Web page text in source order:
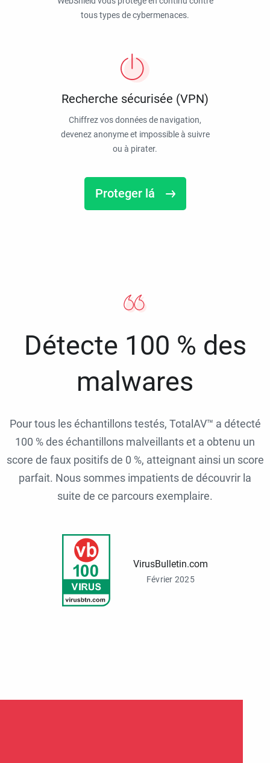
tous types de cybermenaces.
Recherche sécurisée (VPN)
Chiffrez vos données de navigation,
devenez anonyme et impossible à suivre
ou à pirater.
Proteger lá
Détecte 100 % des
malwares
Pour tous les échantillons testés, TotalAV™ a détecté
100 % des échantillons malveillants et a obtenu un
score de faux positifs de 0 %, atteignant ainsi un score
parfait. Nous sommes impatients de découvrir la
suite de ce parcours exemplaire.
VirusBulletin.com
Février 2025